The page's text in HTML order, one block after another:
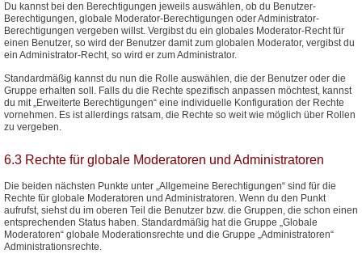
Du kannst bei den Berechtigungen jeweils auswählen, ob du Benutzer-
Berechtigungen, globale Moderator-Berechtigungen oder Administrator-
Berechtigungen vergeben willst. Vergibst du ein globales Moderator-Recht für
einen Benutzer, so wird der Benutzer damit zum globalen Moderator, vergibst du
ein Administrator-Recht, so wird er zum Administrator.
Standardmäßig kannst du nun die Rolle auswählen, die der Benutzer oder die
Gruppe erhalten soll. Falls du die Rechte spezifisch anpassen möchtest, kannst
du mit „Erweiterte Berechtigungen“ eine individuelle Konfiguration der Rechte
vornehmen. Es ist allerdings ratsam, die Rechte so weit wie möglich über Rollen
zu vergeben.
6.3 Rechte für globale Moderatoren und Administratoren
Die beiden nächsten Punkte unter „Allgemeine Berechtigungen“ sind für die
Rechte für globale Moderatoren und Administratoren. Wenn du den Punkt
aufrufst, siehst du im oberen Teil die Benutzer bzw. die Gruppen, die schon einen
entsprechenden Status haben. Standardmäßig hat die Gruppe „Globale
Moderatoren“ globale Moderationsrechte und die Gruppe „Administratoren“
Administrationsrechte.